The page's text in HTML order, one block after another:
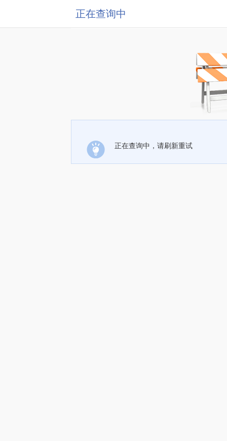
正在查询中
正在查询中，请刷新重试